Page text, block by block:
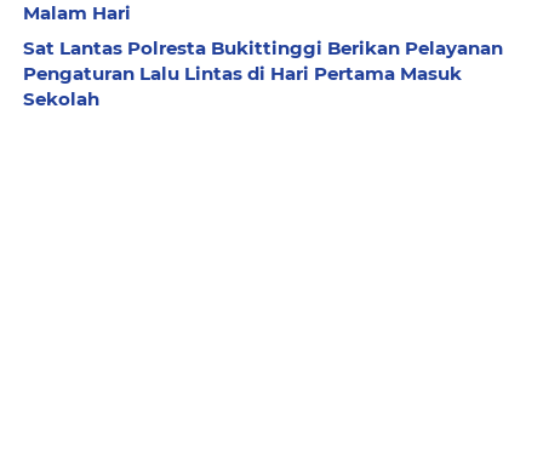
Malam Hari
Sat Lantas Polresta Bukittinggi Berikan Pelayanan
Pengaturan Lalu Lintas di Hari Pertama Masuk
Sekolah